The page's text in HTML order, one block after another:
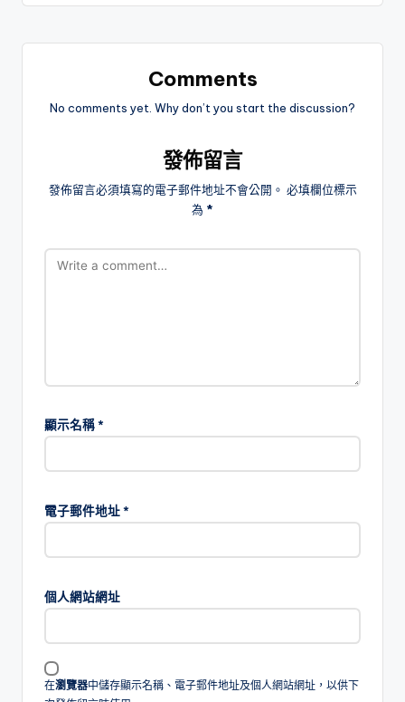
Comments
No comments yet. Why don’t you start the discussion?
發佈留言
發佈留言必須填寫的電子郵件地址不會公開。 必填欄位標示
為 *
顯示名稱*
電子郵件地址*
個人網站網址
在瀏覽器中儲存顯示名稱、電子郵件地址及個人網站網址，以供下